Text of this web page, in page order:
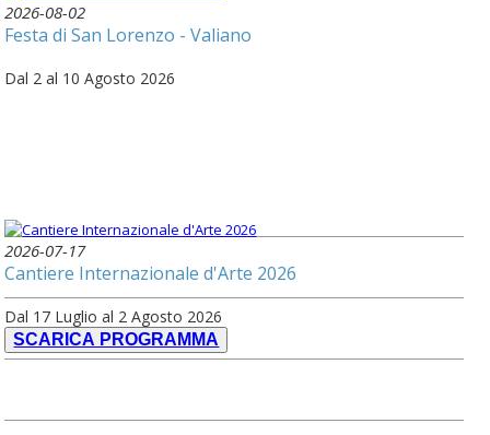
2026-08-02
Festa di San Lorenzo - Valiano
Dal 2 al 10 Agosto 2026
2026-07-17
Cantiere Internazionale d'Arte 2026
Dal 17 Luglio al 2 Agosto 2026
SCARICA PROGRAMMA